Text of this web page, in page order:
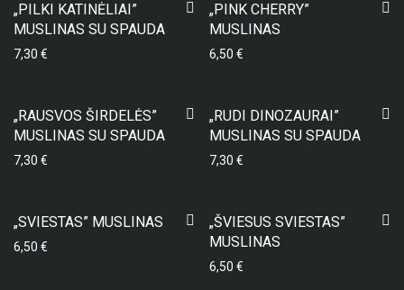
„PILKI KATINĖLIAI”
MUSLINAS SU SPAUDA
7,30 €
„PINK CHERRY”
MUSLINAS
6,50 €
„RAUSVOS ŠIRDELĖS”
MUSLINAS SU SPAUDA
7,30 €
„RUDI DINOZAURAI”
MUSLINAS SU SPAUDA
7,30 €
„SVIESTAS” MUSLINAS
6,50 €
„ŠVIESUS SVIESTAS”
MUSLINAS
6,50 €